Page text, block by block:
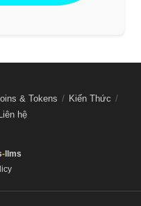
& Tokens
Kiến Thức
hệ
-llms